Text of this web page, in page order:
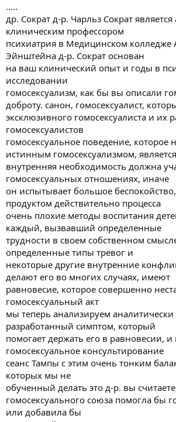
inner necessity must engage in homosexual
otherwise
he experiences a great deal of anxiety he's a
process of
very very bad child-rearing practices which
certain
difficulties in its own sense of identity certain
certain other inner conflicts which make him
have an
equilibrium which is quite unstable as a
homosexual act
itself we now conceive of analytically as an
symptom which
helps keep him keep him in equilibrium and
session Tampa with this very very delicate
we're not
trained to do so dr. socrates do you believe
the homosexual union would aid the
his instability that's it quite a difficult question
some homosexuals who want a economic
better with that but
however I've seen very few homosexuals who
marriage it
occurs sometimes in older males who want
lovers and
sometimes in older women with with yoki
women now this is an economic advantage to
think that marriage as everyone
has pointed out today being such a difficult
the
bonds which would keep them together the
national bonds
might create considerable anxiety most
and strive and
look for numerous partners in order to try and
replicas of
themselves and marriage of course would
partners well
.....
др. Сократ д-р. Чарльз Сократ
клиническим профессором
психиатрия в Медицинском колледже
Эйнштейна д-р. Сократ основан
на ваш клинический опыт и годы в
исследовании
гомосексуализм, как бы вы описали
доброту. санон, гомосексуалист,
эксклюзивного гомосексуалиста и их
гомосексуалистов
гомосексуальное поведение, которое
истинным гомосексуализмом,
внутренняя необходимость должна
гомосексуальных отношениях, иначе
он испытывает большое
продуктом действительно процесса
очень плохие методы воспитания
каждый, вызвавший определенные
трудности в своем собственном
определенные типы тревог и
некоторые другие внутренние
делают его во многих случаях, имеют
равновесие, которое совершенно
гомосексуальный акт
мы теперь анализируем
разработанный симптом, который
помогает держать его в равновесии, и
гомосексуальное консультирование
сеанс Тампы с этим очень тонким
которых мы не
обученный делать это д-р. вы
гомосексуального союза помогла бы
или добавила бы